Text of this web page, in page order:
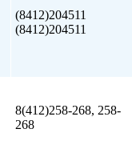
(8412)204511
(8412)204511
8(412)258-268, 258-
268